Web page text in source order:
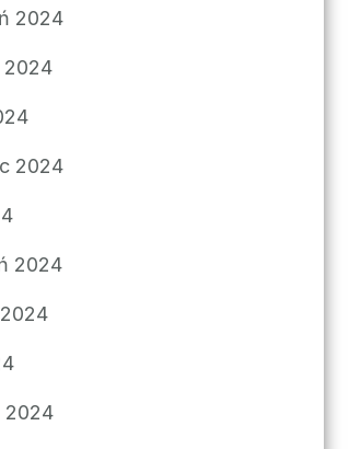
2024
2024
2024
2024
2024